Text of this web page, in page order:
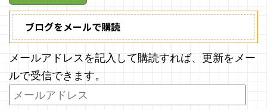
ブログをメールで購読
メールアドレスを記入して購読すれば、更新をメー
ルで受信できます。